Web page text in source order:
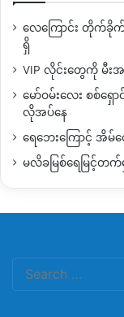
လေကြောင်း တိုက်ခို
ရှိ
VIP လိုင်းတွေကို မီးအ
မော်ဝမ်းလေး စစ်
လိုအပ်နေ
ရေဘေးကြောင့် အိမ်
မလိခမြစ်ရေမြင့်တက်